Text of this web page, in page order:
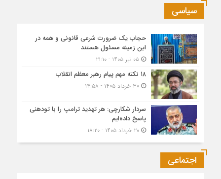
سیاسی
حجاب یک ضرورت شرعی قانونی و همه در
این زمینه مسئول هستند
۰۵ تیر ۱۴۰۵ - ۲۱:۱۰
۱۸ نکته مهم پیام رهبر معظم انقلاب
۳۰ خرداد ۱۴۰۵ - ۱۴:۵۸
سردار شکارچی: هر تهدید ترامپ را با تودهنی
پاسخ داده‌ایم
۲۰ خرداد ۱۴۰۵ - ۱۸:۲۰
اجتماعی